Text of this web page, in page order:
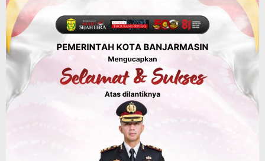
Pemerintah Janji Tingkatkan Fasilitas
Keselamatan Jalan Alternatif
Banjarbaru–Batulicin
Agustus 6, 2026
Dinas Kehutanan Kalsel
Tahura Sultan Adam Sempat Alami
Kebakaran Lahan, Api Berhasil
Dipadamkan, Kadishut Kalsel
Memimpin Langsung Aksi di Lapangan